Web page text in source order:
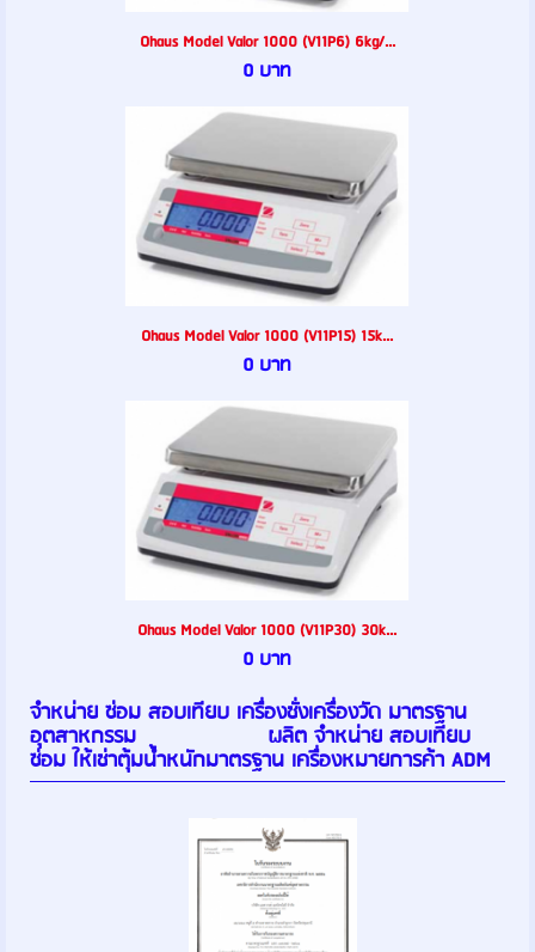
Ohaus Model Valor 1000 (V11P6) 6kg/...
0 บาท
Ohaus Model Valor 1000 (V11P15) 15k...
0 บาท
Ohaus Model Valor 1000 (V11P30) 30k...
0 บาท
จำหน่าย ซ่อม สอบเทียบ เครื่องชั่งเครื่องวัด มาตรฐาน
อุตสาหกรรม ผลิต จำหน่าย สอบเทียบ
ซ่อม ให้เช่าตุ้มน้ำหนักมาตรฐาน เครื่องหมายการค้า ADM